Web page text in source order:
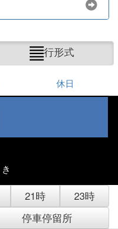
行形式
休日
き
21時
23時
停車停留所